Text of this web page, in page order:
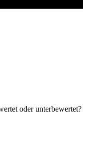
oder unterbewertet?